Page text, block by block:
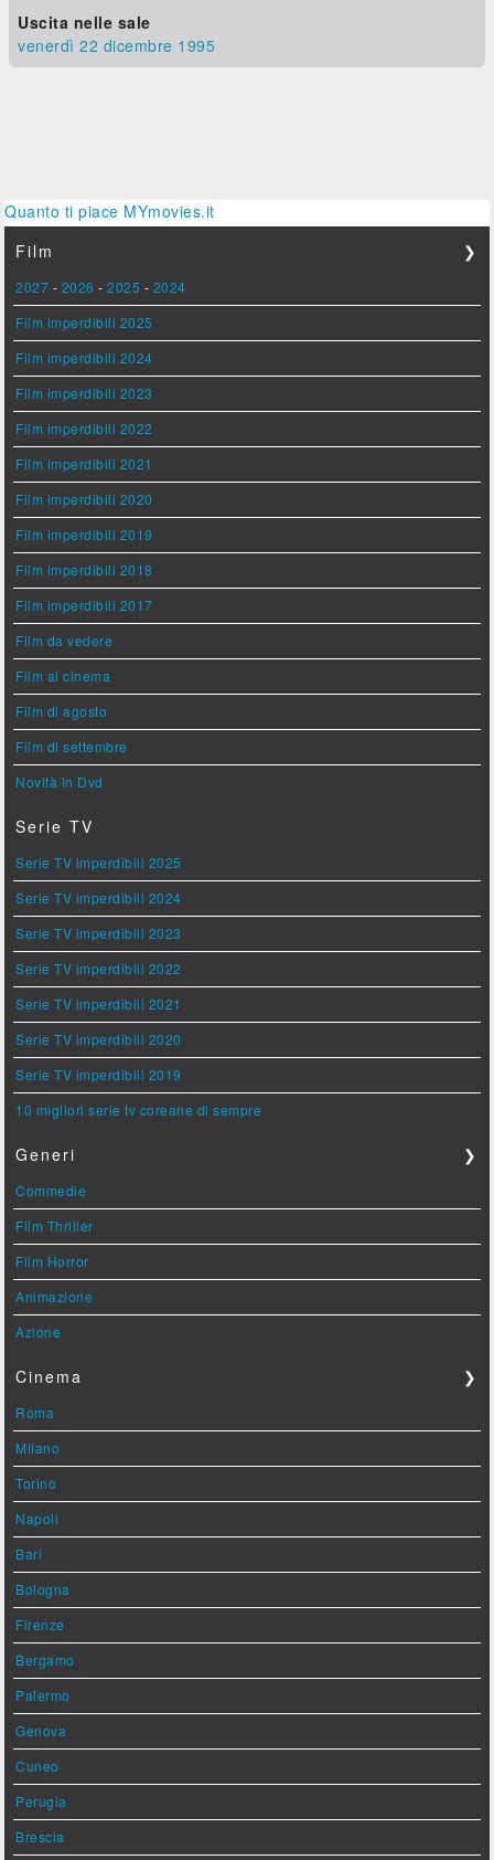
Uscita nelle sale
venerdì 22 dicembre 1995
Quanto ti piace MYmovies.it
Film
❯
2027 - 2026 -2025 - 2024
Film imperdibili 2025
Film imperdibili 2024
Film imperdibili 2023
Film imperdibili 2022
Film imperdibili 2021
Film imperdibili 2020
Film imperdibili 2019
Film imperdibili 2018
Film imperdibili 2017
Film da vedere
Film al cinema
Film di agosto
Film di settembre
Novità in Dvd
Serie TV
Serie TV imperdibili 2025
Serie TV imperdibili 2024
Serie TV imperdibili 2023
Serie TV imperdibili 2022
Serie TV imperdibili 2021
Serie TV imperdibili 2020
Serie TV imperdibili 2019
10 migliori serie tv coreane di sempre
Generi ❯
Commedie
Film Thriller
Film Horror
Animazione
Azione
Cinema ❯
Roma
Milano
Torino
Napoli
Bari
Bologna
Firenze
Bergamo
Palermo
Genova
Cuneo
Perugia
Brescia